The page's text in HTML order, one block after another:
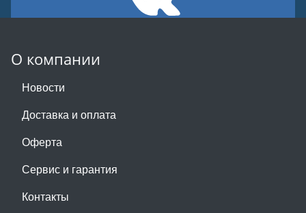
О компании
Новости
Доставка и оплата
Оферта
Сервис и гарантия
Контакты